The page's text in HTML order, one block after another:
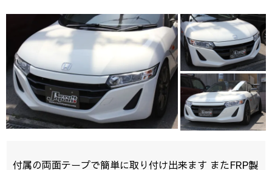
付属の両面テープで簡単に取り付け出来ます またFRP製